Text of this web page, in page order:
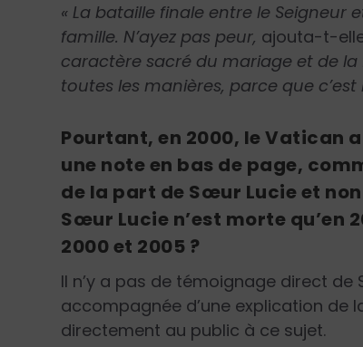
« La bataille finale entre le
famille. N’ayez pas peur, ajouta-t-
caractère sacré du mariage et de
toutes les manières, parce que
Pourtant, en 2000, le Vatican
une note en bas de page,
de la part de Sœur Lucie et
Sœur Lucie n’est morte qu’en
2000 et 2005 ?
Il n’y a pas de témoignage direct
accompagnée d’une explication de
directement au public à ce sujet.